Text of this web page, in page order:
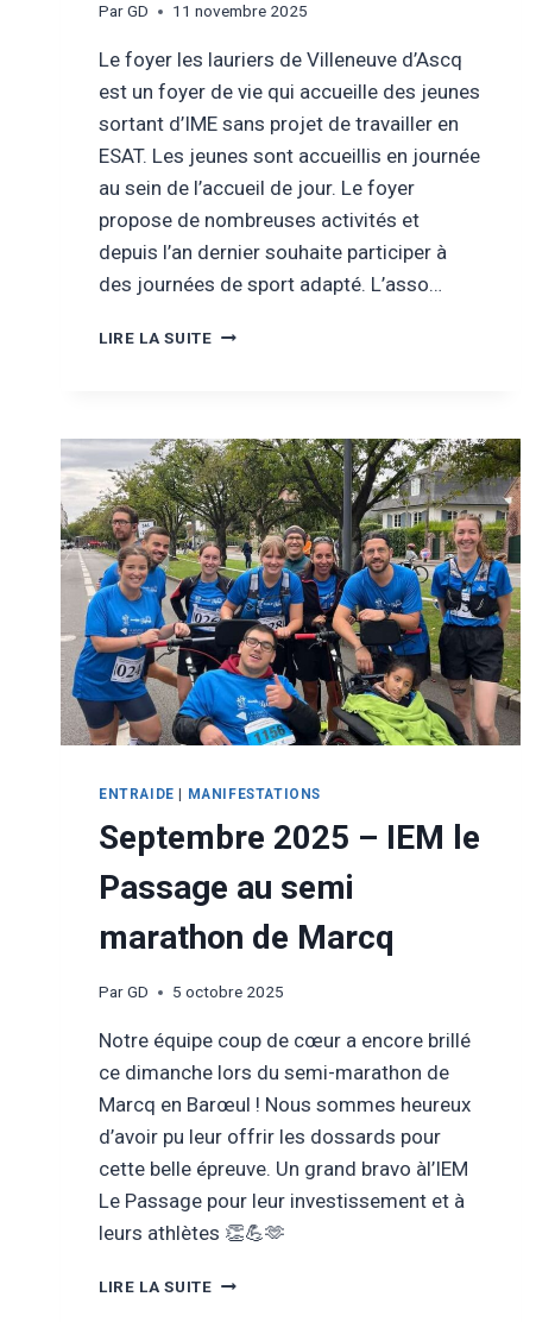
ParGD 11 novembre 2025
Le foyer les lauriers de Villeneuve d’Ascq
est un foyer de vie qui accueille des jeunes
sortant d’IME sans projet de travailler en
ESAT. Les jeunes sont accueillis en journée
au sein de l’accueil de jour. Le foyer
propose de nombreuses activités et
depuis l’an dernier souhaite participer à
des journées de sport adapté. L’asso…
LIRE LA SUITENOVEMBRE
PÉTANQUE
ADAPTÉE
POUR
LES
JEUNES
DU
FOYER
LES
LAURIERS
ENTRAIDE MANIFESTATIONS
Septembre 2025 – IEM le
Passage au semi
marathon de Marcq
ParGD 5 octobre 2025
Notre équipe coup de cœur a encore brillé
ce dimanche lors du semi-marathon de
Marcq en Barœul ! Nous sommes heureux
d’avoir pu leur offrir les dossards pour
cette belle épreuve. Un grand bravo àl’IEM
Le Passage pour leur investissement et à
leurs athlètes 👏💪🫶
LIRE LA SUITESEPTEMBRE